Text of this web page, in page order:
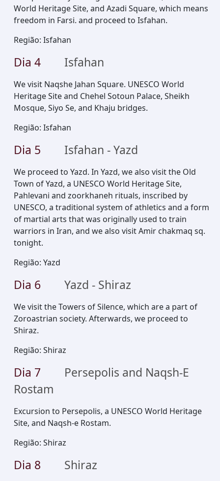
World Heritage Site, and Azadi Square, which means
freedom in Farsi. and proceed to Isfahan.
Região: Isfahan
Dia 4 Isfahan
We visit Naqshe Jahan Square. UNESCO World
Heritage Site and Chehel Sotoun Palace, Sheikh
Mosque, Siyo Se, and Khaju bridges.
Região: Isfahan
Dia 5 Isfahan - Yazd
We proceed to Yazd. In Yazd, we also visit the Old
Town of Yazd, a UNESCO World Heritage Site,
Pahlevani and zoorkhaneh rituals, inscribed by
UNESCO, a traditional system of athletics and a form
of martial arts that was originally used to train
warriors in Iran, and we also visit Amir chakmaq sq.
tonight.
Região: Yazd
Dia 6 Yazd - Shiraz
We visit the Towers of Silence, which are a part of
Zoroastrian society. Afterwards, we proceed to
Shiraz.
Região: Shiraz
Dia 7
Persepolis and Naqsh-E
Rostam
Excursion to Persepolis, a UNESCO World Heritage
Site, and Naqsh-e Rostam.
Região: Shiraz
Dia 8 Shiraz